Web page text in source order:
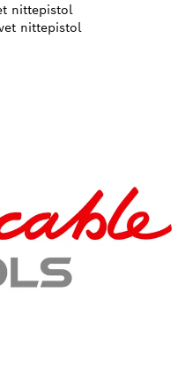
nittepistol
nittepistol